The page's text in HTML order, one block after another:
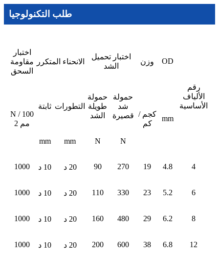
طلب التكنولوجيا
رقم
الألياف
الأساسية
OD وزن
اختبار تحميل
الشد
الانحناء المتكرر
اختبار
مقاومة
السحق
mm
كجم /
كم
حمولة
شد
قصيرة
حمولة
طويلة
الشد
التطورات ثابتة
N / 100
مم 2
N
N
mm
mm
4
4.8
19
270
90 20 د 10 د 1000
6
5.2
23
330
110 20 د 10 د 1000
8
6.2
29
480
160 20 د 10 د 1000
12
6.8
38
600
200 20 د 10 د 1000